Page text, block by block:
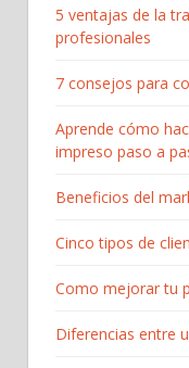
5 ventajas de la
profesionales
7 consejos para
Aprende cómo
impreso paso a
Beneficios del
Cinco tipos de
Como mejorar tu
Diferencias entre